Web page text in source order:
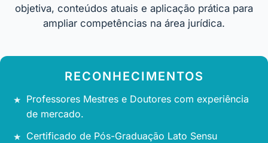
objetiva, conteúdos atuais e aplicação prática para
ampliar competências na área jurídica.
RECONHECIMENTOS
Professores Mestres e Doutores com experiência
de mercado.
Certificado de Pós-Graduação Lato Sensu